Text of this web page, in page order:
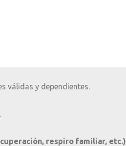
válidas y dependientes.
respiro familiar, etc.)